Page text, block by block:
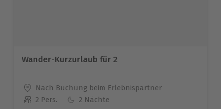
Wander-Kurzurlaub für 2
Standort
Nach Buchung beim Erlebnispartner
Anzahl der Teilnehmer
2 Pers. 2 Nächte